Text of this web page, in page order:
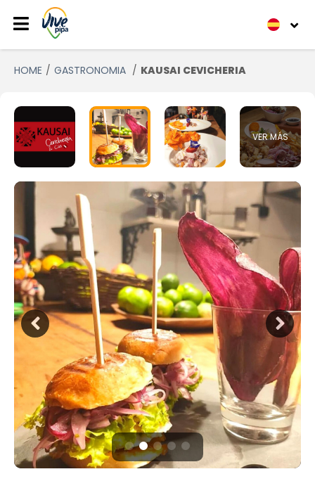
HOME GASTRONOMIA KAUSAI CEVICHERIA
VER MÁS